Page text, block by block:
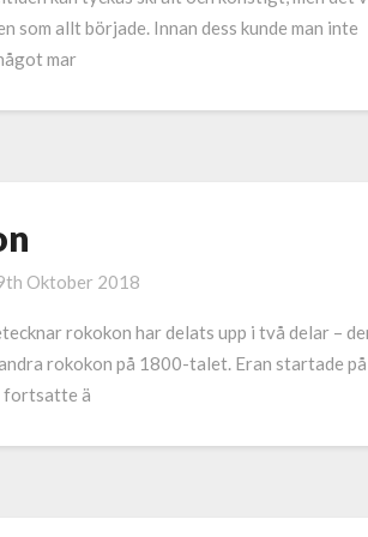
som allt började. Innan dess kunde man inte
mar
Oktober 2018
rokokon har delats upp i två delar –
rokokon på 1800-talet. Eran startade på
fortsatte ä